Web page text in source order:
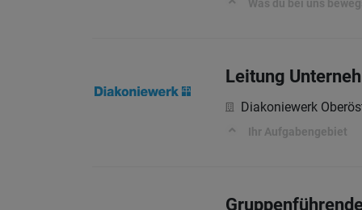
Was du bei uns
Leitung
Diakoniewerk
Ihr Aufgabengebiet